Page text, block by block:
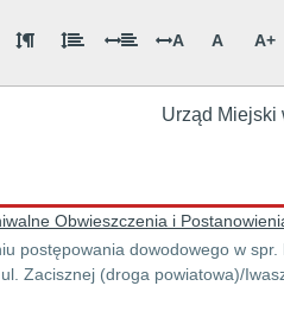
A A A+
Urząd Miejski
Obwieszczenia i
postępowania dowodowego w
Zacisznej (droga powiatowa)/